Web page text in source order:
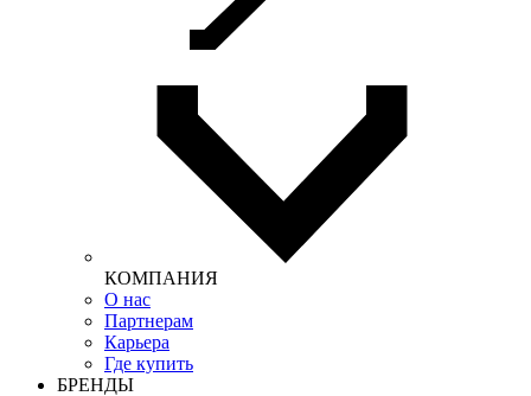
КОМПАНИЯ
О нас
Партнерам
Карьера
Где купить
БРЕНДЫ